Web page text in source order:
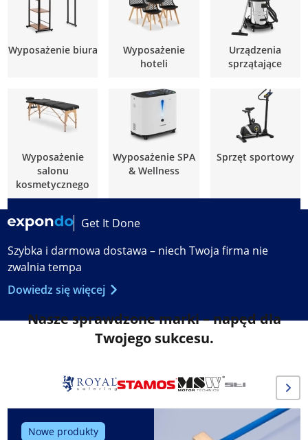
Wyposażenie biura
Wyposażenie
hoteli
Urządzenia
sprzątające
Wyposażenie
salonu
kosmetycznego
Wyposażenie SPA
& Wellness
Sprzęt sportowy
Get It Done
Szybka i darmowa dostawa – niech Twoja firma nie
zwalnia tempa
Dowiedz się więcej
Nasze sprawdzone marki – napęd dla
Twojego sukcesu.
Nowe produkty